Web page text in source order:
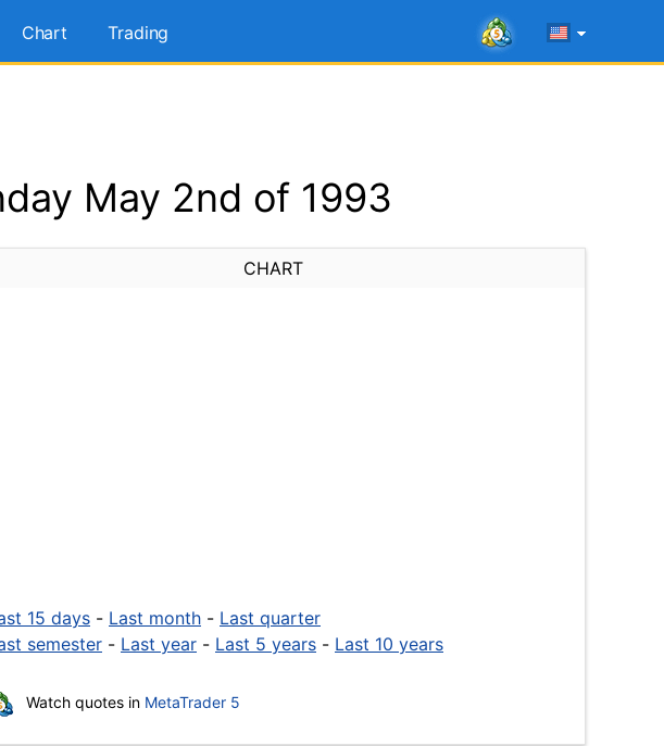
Chart Trading
May 2nd of 1993
CHART
15 days - Last month - Last quarter
semester - Last year - Last 5 years - Last 10 years
Watch quotes in MetaTrader 5